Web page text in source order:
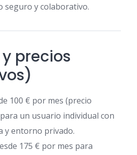
seguro y colaborativo.
precios
100 € por mes (precio
un usuario individual con
y entorno privado.
175 € por mes para